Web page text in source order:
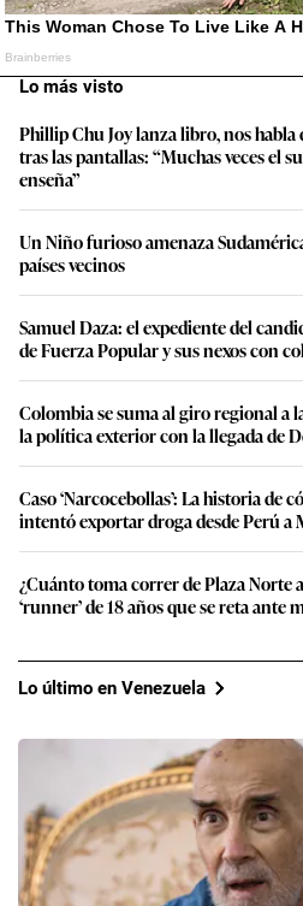
Lo más visto
Phillip Chu Joy lanza libro, nos habla
tras las pantallas: “Muchas veces el
enseña”
Un Niño furioso amenaza
países vecinos
Samuel Daza: el expediente del
de Fuerza Popular y sus nexos con
Colombia se suma al giro regional a
la política exterior con la llegada de
Caso ‘Narcocebollas’: La historia de
intentó exportar droga desde Perú a
¿Cuánto toma correr de Plaza Norte
‘runner’ de 18 años que se reta ante
Lo último en Venezuela